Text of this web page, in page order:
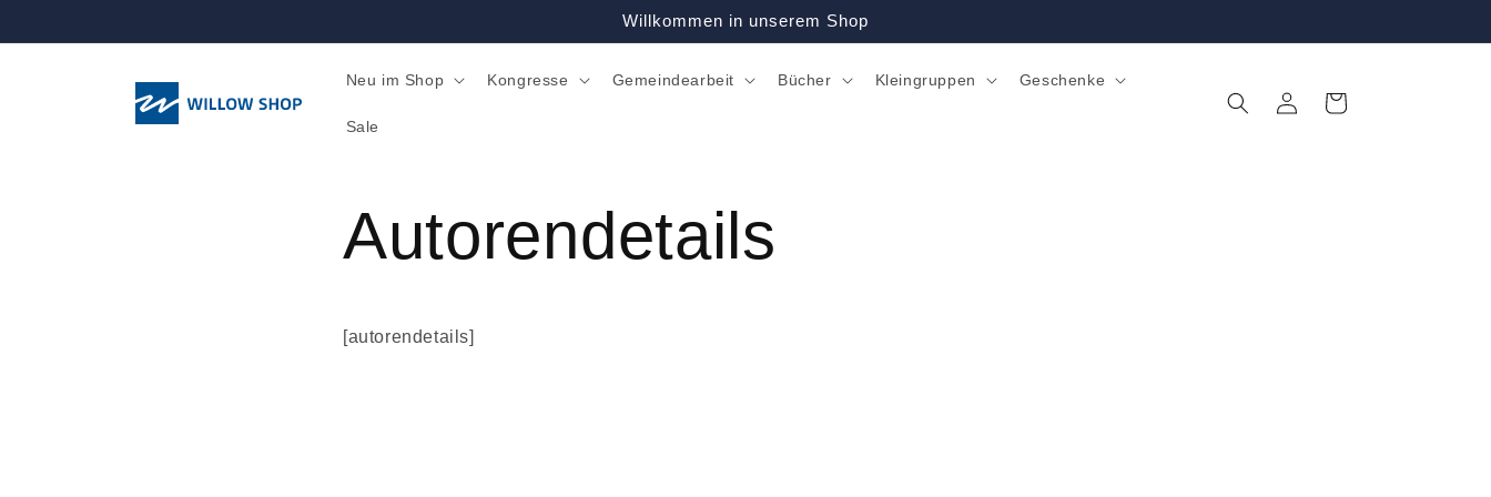
Inhalt
Willkommen in unserem Shop
Neu im Shop Kongresse Gemeindearbeit Bücher Kleingruppen Geschenke
Sale
EinloggenWarenkorb
Autorendetails
[autorendetails]